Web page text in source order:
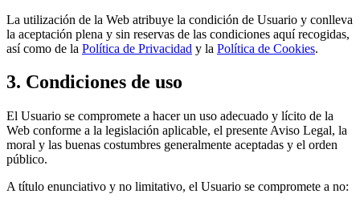
La utilización de la Web atribuye la condición de Usuario y conlleva
la aceptación plena y sin reservas de las condiciones aquí recogidas,
así como de la Política de Privacidad y la Política de Cookies.
3. Condiciones de uso
El Usuario se compromete a hacer un uso adecuado y lícito de la
Web conforme a la legislación aplicable, el presente Aviso Legal, la
moral y las buenas costumbres generalmente aceptadas y el orden
público.
A título enunciativo y no limitativo, el Usuario se compromete a no: